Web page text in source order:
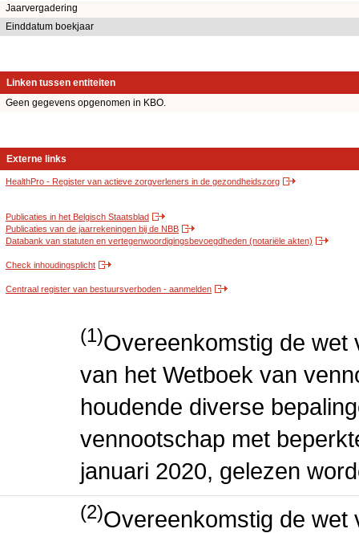
Jaarvergadering
Einddatum boekjaar
Linken tussen entiteiten
Geen gegevens opgenomen in KBO.
Externe links
HealthPro - Register van actieve zorgverleners in de gezondheidszorg
Publicaties in het Belgisch Staatsblad
Publicaties van de jaarrekeningen bij de NBB
Databank van statuten en vertegenwoordigingsbevoegdheden (notariële akten)
Check inhoudingsplicht
Centraal register van bestuursverboden - aanmelden
(1)Overeenkomstig de wet
van het Wetboek van
houdende diverse
vennootschap met
januari 2020, gelezen
(2)Overeenkomstig de wet